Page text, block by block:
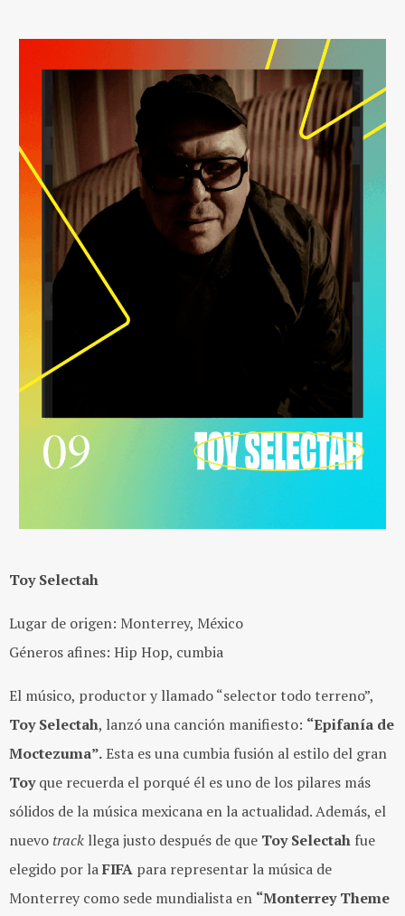
Toy Selectah
Lugar de origen: Monterrey, México
Géneros afines: Hip Hop, cumbia
El músico, productor y llamado “selector todo terreno”,
Toy Selectah, lanzó una canción manifiesto: “Epifanía de
Moctezuma”.Esta es una cumbia fusión al estilo del gran
Toyque recuerda el porqué él es uno de los pilares más
sólidos de la música mexicana en la actualidad. Además, el
nuevo track llega justo después de que Toy Selectah fue
elegido por laFIFA para representar la música de
Monterrey como sede mundialista en “Monterrey Theme